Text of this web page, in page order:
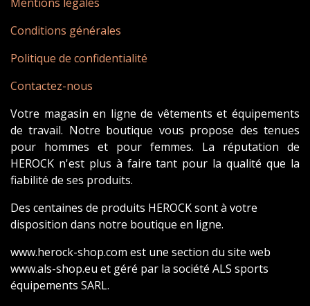
Conditions générales
Politique de confidentialité
Contactez-nous
Votre magasin en ligne de vêtements et équipements
de travail. Notre boutique vous propose des tenues
pour hommes et pour femmes. La réputation de
HEROCK n'est plus à faire tant pour la qualité que la
fiabilité de ses produits.
Des centaines de produits HEROCK sont à votre
disposition dans notre boutique en ligne.
www.herock-shop.com est une section du site web
www.als-shop.eu et géré par la société ALS sports
équipements SARL.